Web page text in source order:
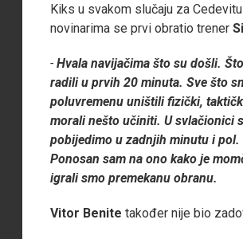
Kiks u svakom slučaju za
novinarima se prvi obratio trener
-Hvala navijačima što su došli.
radili u prvih 20 minuta. Sve što
poluvremenu uništili fizički,
morali nešto učiniti. U svlačionici
pobijedimo u zadnjih minutu i
Ponosan sam na ono kako je
igrali smo premekanu obranu.
Vitor Benite također nije bio